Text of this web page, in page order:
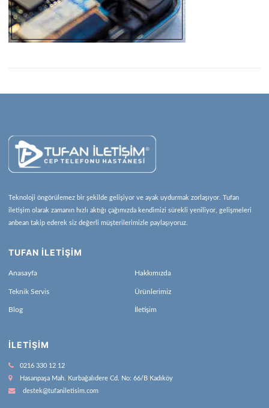
Teknoloji öngörülemez bir şekilde gelişiyor ve ayak uydurmak zorlaşıyor. Tufan
iletişim olarak zamanın hızlı aktığı çağımızda kendimizi sürekli yeniliyor, gelişmeleri
anbean takip ederek siz değerli müşterilerimizle paylaşıyoruz.
TUFAN İLETİŞİM
Anasayfa Hakkımızda
Teknik Servis Ürünlerimiz
Blog İletişim
İLETIŞIM
0216 330 12 12
Hasanpaşa Mah. Kurbağalıdere Cd. No: 66/B Kadıköy
destek@tufaniletisim.com